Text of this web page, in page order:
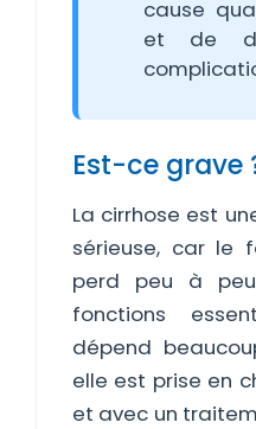
cause
et de
Est-ce grave
La cirrhose est
sérieuse, car le
perd peu à
fonctions
dépend
elle est prise en
et avec un